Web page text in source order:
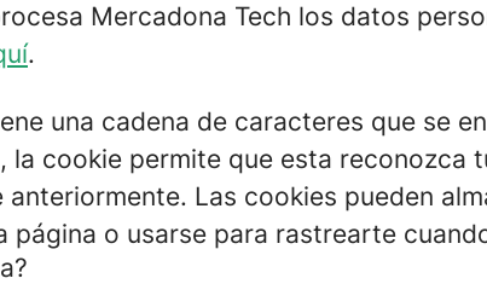
Mercadona Tech los datos
.
una cadena de caracteres que se
cookie permite que esta reconozca
Las cookies pueden
o usarse para rastrearte